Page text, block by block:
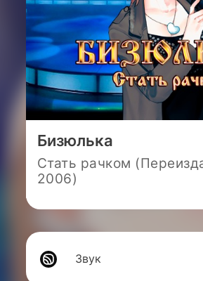
Бизюлька
Стать рачком
2006)
Звук